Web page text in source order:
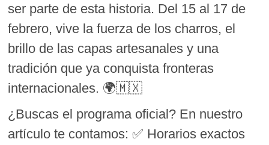
ser parte de esta historia. Del 15 al 17 de
febrero, vive la fuerza de los charros, el
brillo de las capas artesanales y una
tradición que ya conquista fronteras
internacionales. 🌍🇲🇽
¿Buscas el programa oficial? En nuestro
artículo te contamos: ✅ Horarios exactos